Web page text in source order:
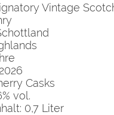
Vintage
Casks
vol.
0,7 Liter